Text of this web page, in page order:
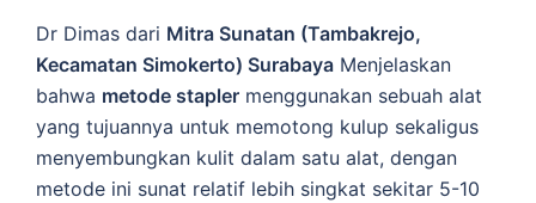
Dr Dimas dari Mitra Sunatan (Tambakrejo,
Kecamatan Simokerto) Surabaya Menjelaskan
bahwa metode stapler menggunakan sebuah alat
yang tujuannya untuk memotong kulup sekaligus
menyembungkan kulit dalam satu alat, dengan
metode ini sunat relatif lebih singkat sekitar 5-10